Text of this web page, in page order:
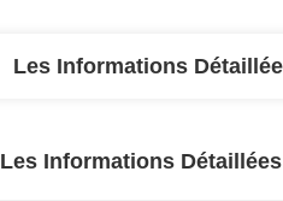
Les Informations
Les Informations Détaillées